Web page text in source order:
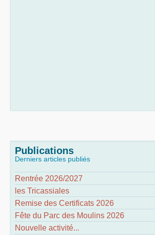
Publications
Derniers articles publiés
Rentrée 2026/2027
les Tricassiales
Remise des Certificats 2026
Fête du Parc des Moulins 2026
Nouvelle activité...